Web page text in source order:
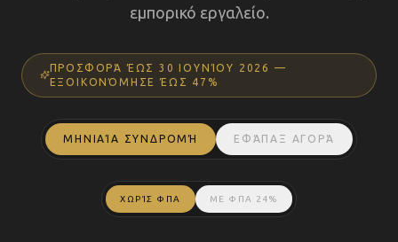
εμπορικό εργαλείο.
ΠΡΟΣΦΟΡΆ ΈΩΣ 30 ΙΟΥΝΊΟΥ 2026 —
ΕΞΟΙΚΟΝΌΜΗΣΕ ΈΩΣ 47%
ΜΗΝΙΑΊΑ ΣΥΝΔΡΟΜΉ ΕΦΆΠΑΞ ΑΓΟΡΆ
ΧΩΡΊΣ ΦΠΑ ΜΕ ΦΠΑ 24%